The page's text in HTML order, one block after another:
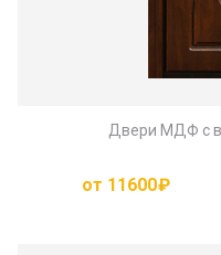
Двери МДФ с
от 11600₽